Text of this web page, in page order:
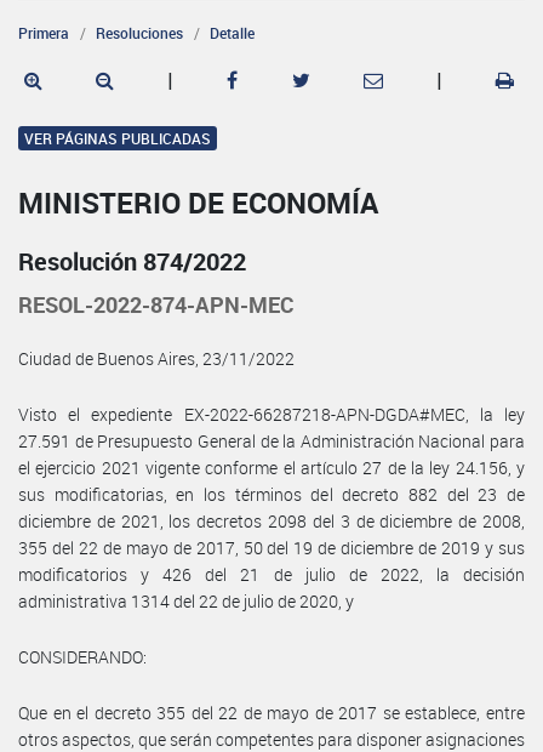
Primera Resoluciones Detalle
| |
VER PÁGINAS PUBLICADAS
MINISTERIO DE ECONOMÍA
Resolución 874/2022
RESOL-2022-874-APN-MEC
Ciudad de Buenos Aires, 23/11/2022
Visto el expediente EX-2022-66287218-APN-DGDA#MEC, la ley
27.591 de Presupuesto General de la Administración Nacional para
el ejercicio 2021 vigente conforme el artículo 27 de la ley 24.156, y
sus modificatorias, en los términos del decreto 882 del 23 de
diciembre de 2021, los decretos 2098 del 3 de diciembre de 2008,
355 del 22 de mayo de 2017, 50 del 19 de diciembre de 2019 y sus
modificatorios y 426 del 21 de julio de 2022, la decisión
administrativa 1314 del 22 de julio de 2020, y
CONSIDERANDO:
Que en el decreto 355 del 22 de mayo de 2017 se establece, entre
otros aspectos, que serán competentes para disponer asignaciones